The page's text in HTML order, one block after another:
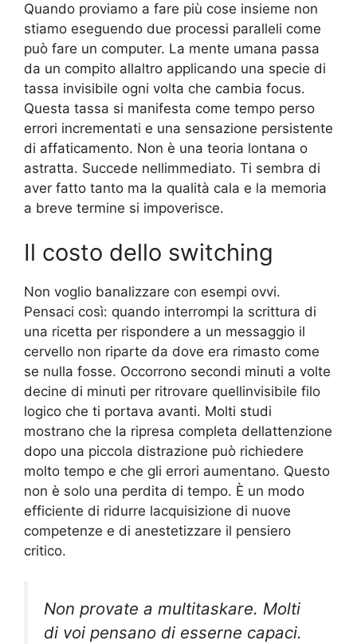
Quando proviamo a fare più cose insieme non
stiamo eseguendo due processi paralleli come
può fare un computer. La mente umana passa
da un compito allaltro applicando una specie di
tassa invisibile ogni volta che cambia focus.
Questa tassa si manifesta come tempo perso
errori incrementati e una sensazione persistente
di affaticamento. Non è una teoria lontana o
astratta. Succede nellimmediato. Ti sembra di
aver fatto tanto ma la qualità cala e la memoria
a breve termine si impoverisce.
Il costo dello switching
Non voglio banalizzare con esempi ovvi.
Pensaci così: quando interrompi la scrittura di
una ricetta per rispondere a un messaggio il
cervello non riparte da dove era rimasto come
se nulla fosse. Occorrono secondi minuti a volte
decine di minuti per ritrovare quellinvisibile filo
logico che ti portava avanti. Molti studi
mostrano che la ripresa completa dellattenzione
dopo una piccola distrazione può richiedere
molto tempo e che gli errori aumentano. Questo
non è solo una perdita di tempo. È un modo
efficiente di ridurre lacquisizione di nuove
competenze e di anestetizzare il pensiero
critico.
Non provate a multitaskare. Molti
di voi pensano di esserne capaci.